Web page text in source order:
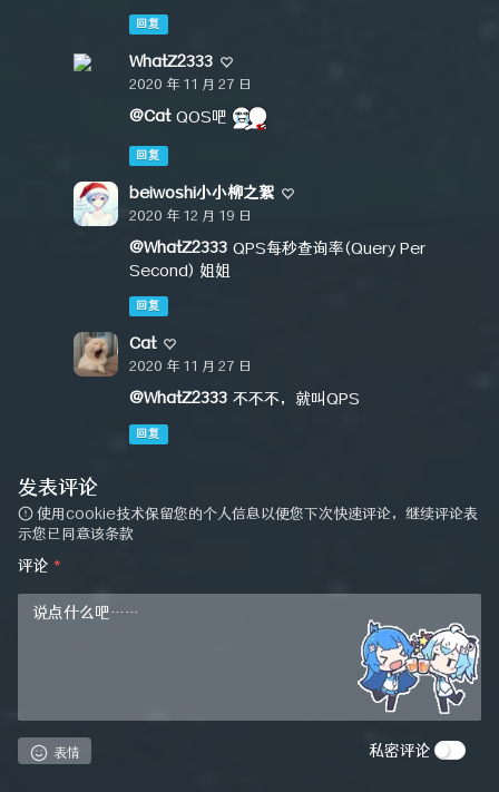
回复
WhatZ2333
2020 年 11 月 27 日
@Cat QOS吧
回复
beiwoshi小小柳之絮
2020 年 12 月 19 日
@WhatZ2333 QPS每秒查询率(Query Per
Second) 姐姐
回复
Cat
2020 年 11 月 27 日
@WhatZ2333 不不不，就叫QPS
回复
发表评论
使用cookie技术保留您的个人信息以便您下次快速评论，继续评论表
示您已同意该条款
评论 *
表情 私密评论